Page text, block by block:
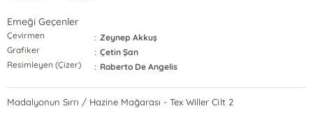
Emeği Geçenler
Çevirmen : Zeynep Akkuş
Grafiker
: Çetin Şan
Resimleyen (Çizer)
: Roberto De Angelis
Madalyonun Sırrı / Hazine Mağarası - Tex Willer Cilt 2